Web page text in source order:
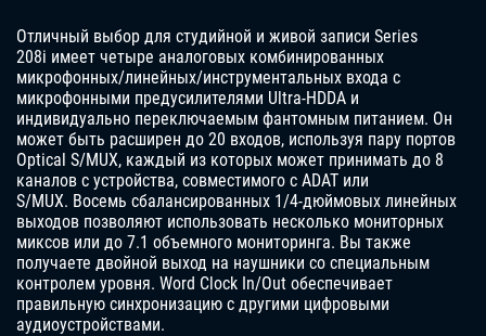
Отличный выбор для студийной и живой записи Series
208i имеет четыре аналоговых комбинированных
микрофонных/линейных/инструментальных входа с
микрофонными предусилителями Ultra-HDDA и
индивидуально переключаемым фантомным питанием. Он
может быть расширен до 20 входов, используя пару портов
Optical S/MUX, каждый из которых может принимать до 8
каналов с устройства, совместимого с ADAT или
S/MUX. Восемь сбалансированных 1/4-дюймовых линейных
выходов позволяют использовать несколько мониторных
миксов или до 7.1 объемного мониторинга. Вы также
получаете двойной выход на наушники со специальным
контролем уровня. Word Clock In/Out обеспечивает
правильную синхронизацию с другими цифровыми
аудиоустройствами.